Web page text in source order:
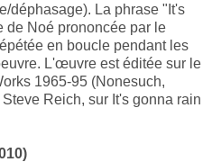
déphasage). La phrase "It's
de Noé prononcée par le
en boucle pendant les
L'œuvre est éditée sur le
1965-95 (Nonesuch,
Reich, sur It's gonna rain